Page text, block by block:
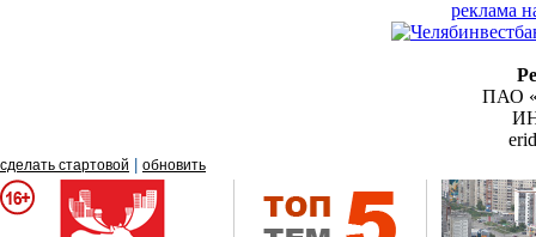
реклама
ПАО
сделать стартовой обновить